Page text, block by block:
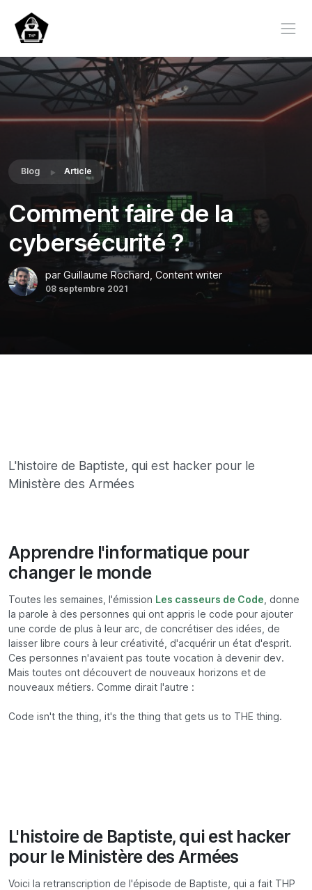
Blog Article
Comment faire de la
cybersécurité ?
par Guillaume Rochard, Content writer
08 septembre 2021
L'histoire de Baptiste, qui est hacker pour le
Ministère des Armées
Apprendre l'informatique pour
changer le monde
Toutes les semaines, l'émission Les casseurs de Code , donne
la parole à des personnes qui ont appris le code pour ajouter
une corde de plus à leur arc, de concrétiser des idées, de
laisser libre cours à leur créativité, d'acquérir un état d'esprit.
Ces personnes n'avaient pas toute vocation à devenir dev.
Mais toutes ont découvert de nouveaux horizons et de
nouveaux métiers. Comme dirait l'autre :
Code isn't the thing, it's the thing that gets us to THE thing.
L'histoire de Baptiste, qui est hacker
pour le Ministère des Armées
Voici la retranscription de l'épisode de Baptiste, qui a fait THP